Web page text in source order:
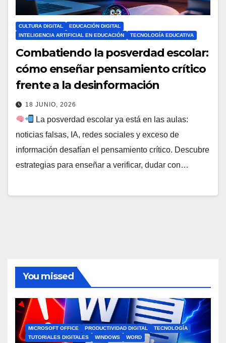
CULTURA DIGITAL
EDUCACIÓN DIGITAL
INTELIGENCIA ARTIFICIAL EN EDUCACIÓN
TECNOLOGÍA EDUCATIVA
Combatiendo la posverdad escolar:
cómo enseñar pensamiento crítico
frente a la desinformación
18 JUNIO, 2026
La posverdad escolar ya está en las aulas:
noticias falsas, IA, redes sociales y exceso de
información desafían el pensamiento crítico. Descubre
estrategias para enseñar a verificar, dudar con…
You missed
MICROSOFT OFFICE PRODUCTIVIDAD DIGITAL
TECNOLOGÍA
TUTORIALES DIGITALES
WINDOWS WORD